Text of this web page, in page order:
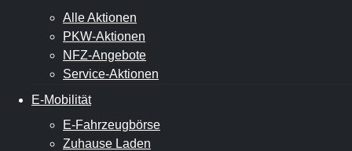
Alle Aktionen
PKW-Aktionen
NFZ-Angebote
Service-Aktionen
E-Mobilität
E-Fahrzeugbörse
Zuhause Laden